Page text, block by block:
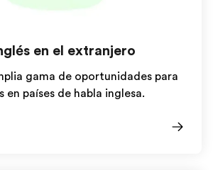
en el extranjero
gama de oportunidades para
en países de habla inglesa.